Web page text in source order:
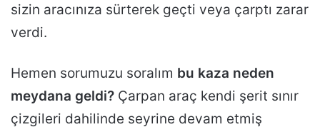
sizin aracınıza sürterek geçti veya çarptı zarar
verdi.
Hemen sorumuzu soralım bu kaza neden
meydana geldi? Çarpan araç kendi şerit sınır
çizgileri dahilinde seyrine devam etmiş